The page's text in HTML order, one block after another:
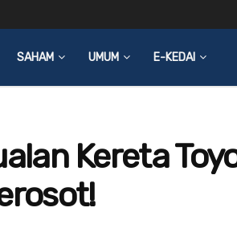
SAHAM UMUM E-KEDAI
Kereta